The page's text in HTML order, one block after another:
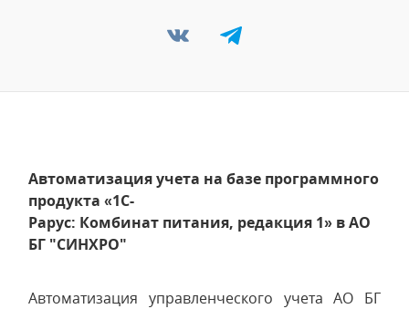
Автоматизация учета на базе программного
продукта «1С-
Рарус: Комбинат питания, редакция 1» в АО
БГ "СИНХРО"
Автоматизация управленческого учета АО БГ